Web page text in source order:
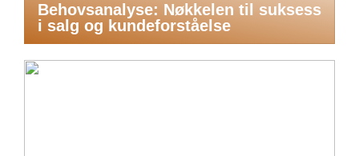
Behovsanalyse: Nøkkelen til suksess
i salg og kundeforståelse